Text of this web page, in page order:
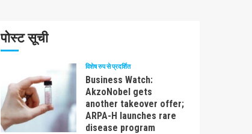
पोस्ट सूची
विशेष रुप से प्रदर्शित
Business Watch:
AkzoNobel gets
another takeover offer;
ARPA-H launches rare
disease program